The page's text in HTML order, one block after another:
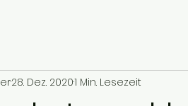
28. Dez. 20201 Min. Lesezeit